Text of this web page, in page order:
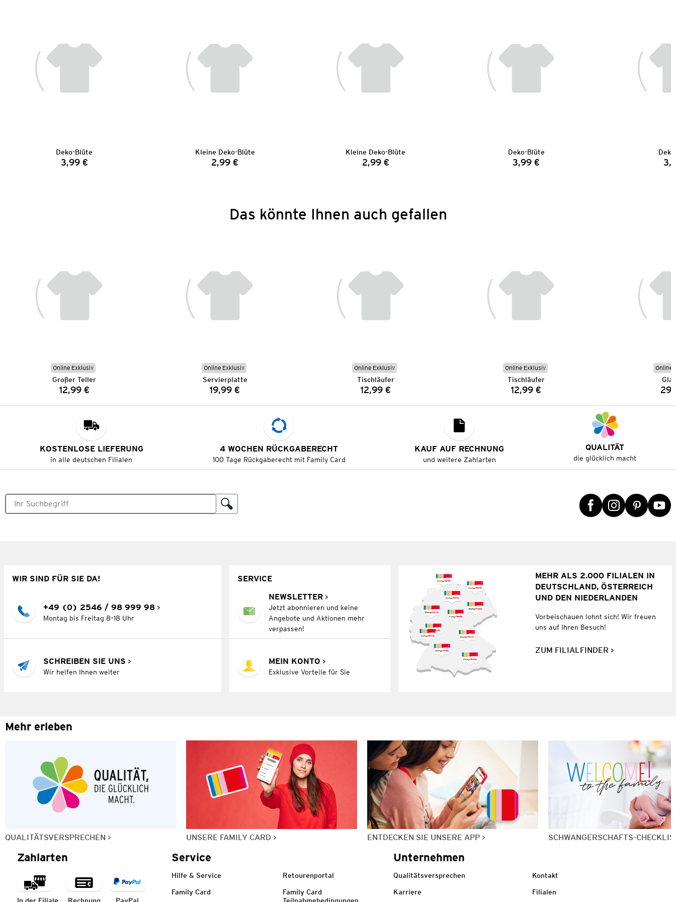
Deko-Blüte
Preis:
3,99 €
Kleine Deko-Blüte
Preis:
2,99 €
Kleine Deko-Blüte
Preis:
2,99 €
Deko-Blüte
Preis:
3,99 €
Das könnte Ihnen auch gefallen
Online Exklusiv
Großer Teller
Preis:
12,99 €
Online Exklusiv
Servierplatte
Preis:
19,99 €
Online Exklusiv
Tischläufer
Preis:
12,99 €
Online Exklusiv
Tischläufer
Preis:
12,99 €
Online
KOSTENLOSE LIEFERUNG
in alle deutschen Filialen
4 WOCHEN RÜCKGABERECHT
100 Tage Rückgaberecht mit Family Card
KAUF AUF RECHNUNG
und weitere Zahlarten
QUALITÄT
die glücklich macht
WIR SIND FÜR SIE DA!
+49 (0) 2546 / 98 999 98
Montag bis Freitag 8–18 Uhr
SCHREIBEN SIE UNS
Wir helfen Ihnen weiter
SERVICE
NEWSLETTER
Jetzt abonnieren und keine
Angebote und Aktionen mehr
verpassen!
MEIN KONTO
Exklusive Vorteile für Sie
MEHR ALS 2.000 FILIALEN IN
DEUTSCHLAND, ÖSTERREICH
UND DEN NIEDERLANDEN
Vorbeischauen lohnt sich! Wir freuen
uns auf Ihren Besuch!
ZUM FILIALFINDER
Mehr erleben
QUALITÄTSVERSPRECHEN UNSERE FAMILY CARD ENTDECKEN SIE UNSERE APP SCHWANGERSCHAFTS-
Zahlarten Service
Hilfe & Service Retourenportal
Family Card
Family Card
Unternehmen
Qualitätsversprechen Kontakt
Karriere Filialen